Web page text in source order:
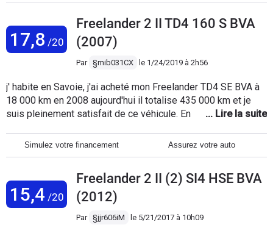
disponibles, je remercie l'usine Land Rover, je souhaite
communiquer avec des personnes spécialisées pour obtenir
des pièces de rechange à un prix raisonnable. Je suis au
17,8 /20
Freelander 2 II TD4 160 S BVA
(2007)
Par §mib031CX le 1/24/2019 à 2h56
j' habite en Savoie, j'ai acheté mon Freelander TD4 SE BVA à
18 000 km en 2008 aujourd'hui il totalise 435 000 km et je
suis pleinement satisfait de ce véhicule. En un peu plus de
classiques (pneus, plaquettes de freins) j'ai remplacé 2 x les
disques de freins (av + ar), les rotules de directions et
AR à 200 000 km, 2 x la batterie, et l'intercouleur de la clim
cet été. la seule véritable panne que j'ai eu était un capteur de
température qui m'a immobilisé le véhicule sur autoroute. Il
est vrai que j'en prends soin en faisant les entretiens
Simulez votre financement Assurez votre auto
15,4 /20
Freelander 2 II (2) SI4 HSE BVA
(2012)
Par §jjr606iM le 5/21/2017 à 10h09